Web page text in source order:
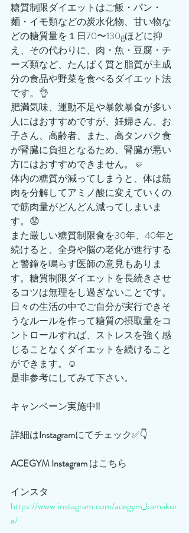
糖質制限ダイエットはご飯・パン・
麺・イモ類などの炭水化物、甘い物な
どの糖質量を１日70〜130gほどに抑
え、その代わりに、肉・魚・豆腐・チ
ーズ類など、たんぱく質と脂質が主成
分の食品や野菜を食べるダイエット法
です。👌
肥満気味、運動不足や暴飲暴食が多い
人にはおすすめですが、妊婦さん、お
子さん、高齢者、また、高タンパク食
が腎臓に負担となるため、腎臓が悪い
方にはおすすめできません。🤛
体内の糖質が減ってしまうと、体は筋
肉を分解してアミノ酸に変えていくの
で筋肉量がどんどん減ってしまいま
す。😟
また厳しい糖質制限食を30年、40年と
続けると、全身や脳の老化が進行する
と警鐘を鳴らす医師の意見もありま
す。糖質制限ダイエットを長続きさせ
るコツは無理をし過ぎないことです。
日々の生活の中でご自分が実行できそ
うなルールを作って糖質の摂取量をコ
ントロールすれば、ストレスを強く感
じることなくダイエットを続けること
ができます。☺️
是非参考にしてみて下さい。
キャンペーン実施中‼️
詳細はInstagramにてチェック✅👇
ACEGYMInstagram はこちら
インスタ
https://www.instagram.com/acegym_kamakur
a/